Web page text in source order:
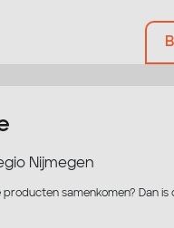
Nijmegen
samenkomen? Dan